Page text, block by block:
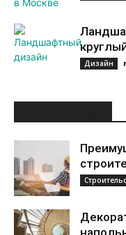
Дизайн